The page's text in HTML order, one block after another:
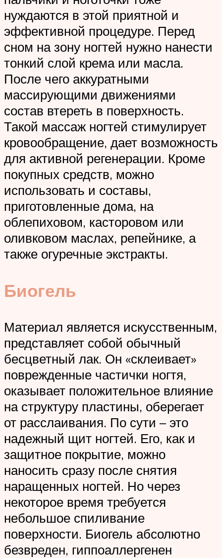
нуждаются в этой приятной и
эффективной процедуре. Перед
сном на зону ногтей нужно нанести
тонкий слой крема или масла.
После чего аккуратными
массирующими движениями
состав втереть в поверхность.
Такой массаж ногтей стимулирует
кровообращение, дает возможность
для активной регенерации. Кроме
покупных средств, можно
использовать и составы,
приготовленные дома, на
облепиховом, касторовом или
оливковом маслах, репейнике, а
также огуречные экстракты.
Биогель
Материал является искусственным,
представляет собой обычный
бесцветный лак. Он «склеивает»
поврежденные частички ногтя,
оказывает положительное влияние
на структуру пластины, оберегает
от расслаивания. По сути – это
надежный щит ногтей. Его, как и
защитное покрытие, можно
наносить сразу после снятия
наращенных ногтей. Но через
некоторое время требуется
небольшое спиливание
поверхности. Биогель абсолютно
безвреден, гиппоаллергенен